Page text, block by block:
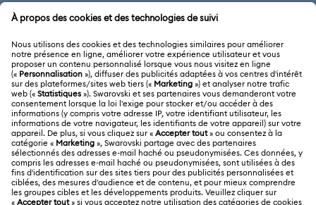
Rejoignez le club
SERVICE CLIENTÈLE
Aperçu du service clientèle
Solde de la carte cadeau
Statut de réparation
A PROPOS
À propos de Swarovski